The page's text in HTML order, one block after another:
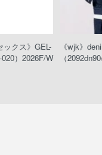
ックス》GEL-
）2026F/W
《wjk》
（